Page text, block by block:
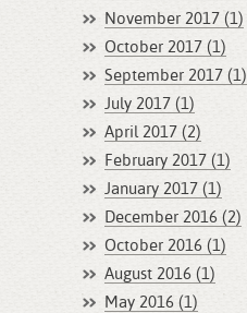
November 2017 (1)
October 2017 (1)
September 2017 (1)
July 2017 (1)
April 2017 (2)
February 2017 (1)
January 2017 (1)
December 2016 (2)
October 2016 (1)
August 2016 (1)
May 2016 (1)